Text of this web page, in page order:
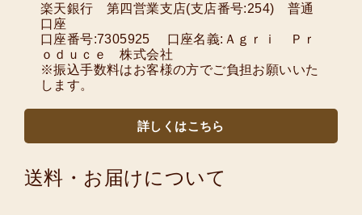
楽天銀行 第四営業支店(支店番号:254) 普通
口座
口座番号:7305925 口座名義:Ａｇｒｉ Ｐｒ
ｏｄｕｃｅ 株式会社
※振込手数料はお客様の方でご負担お願いいた
します。
詳しくはこちら
送料・お届けについて